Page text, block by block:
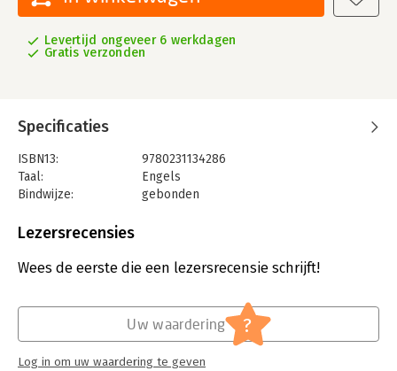
Levertijd ongeveer 6 werkdagen
Gratis verzonden
Specificaties
ISBN13:
9780231134286
Taal:
Engels
Bindwijze:
gebonden
Uitgever:
Lezersrecensies
Wees de eerste die een lezersrecensie schrijft!
Uw waardering ?
Log in om uw waardering te geven